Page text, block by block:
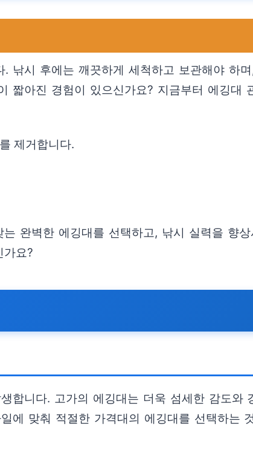
낚시 후에는 깨끗하게 세척하고 보관해야 하
아진 경험이 있으신가요? 지금부터 에깅대
제거합니다.
완벽한 에깅대를 선택하고, 낚시 실력을 향
요?
합니다. 고가의 에깅대는 더욱 섬세한 감도와
에 맞춰 적절한 가격대의 에깅대를 선택하는